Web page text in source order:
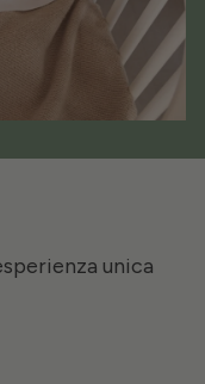
unica